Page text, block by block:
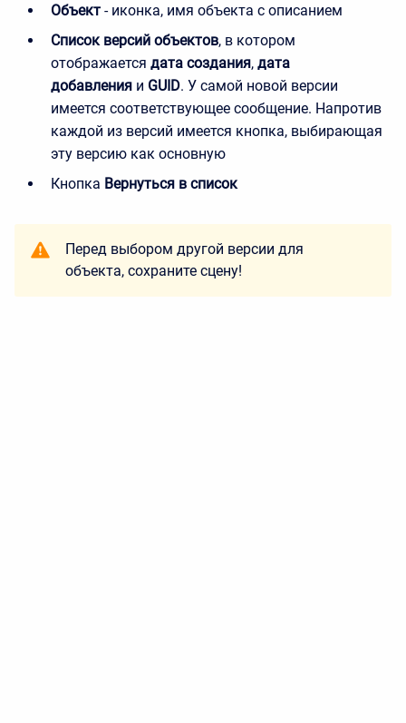
Объект - иконка, имя объекта с описанием
Список версий объектов, в котором
отображается дата создания, дата
добавления и GUID. У самой новой версии
имеется соответствующее сообщение. Напротив
каждой из версий имеется кнопка, выбирающая
эту версию как основную
Кнопка Вернуться в список
Перед выбором другой версии для
объекта, сохраните сцену!